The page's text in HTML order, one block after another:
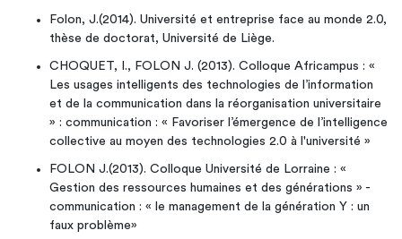
Folon, J.(2014). Université et entreprise face au monde 2.0,
thèse de doctorat, Université de Liège.
CHOQUET, I., FOLON J. (2013). Colloque Africampus : «
Les usages intelligents des technologies de l’information
et de la communication dans la réorganisation universitaire
» : communication : « Favoriser l’émergence de l’intelligence
collective au moyen des technologies 2.0 à l'université »
FOLON J.(2013). Colloque Université de Lorraine : «
Gestion des ressources humaines et des générations » -
communication : « le management de la génération Y : un
faux problème»